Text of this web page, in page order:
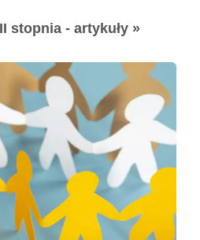
stopnia - artykuły »